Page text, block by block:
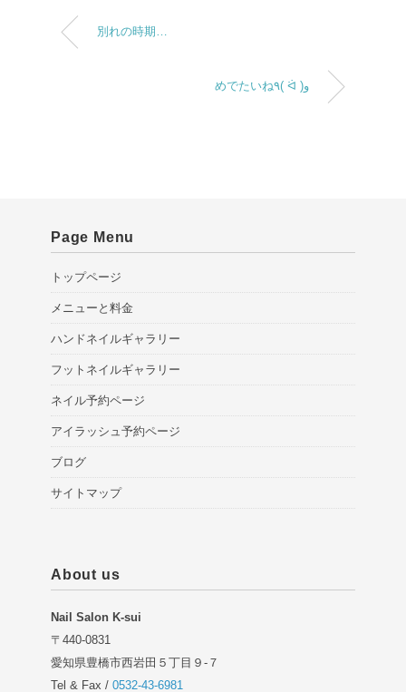
別れの時期…
めでたいね٩( ᐛ )و
Page Menu
トップページ
メニューと料金
ハンドネイルギャラリー
フットネイルギャラリー
ネイル予約ページ
アイラッシュ予約ページ
ブログ
サイトマップ
About us
Nail Salon K-sui
〒440-0831
愛知県豊橋市西岩田５丁目９-７
Tel & Fax / 0532-43-6981